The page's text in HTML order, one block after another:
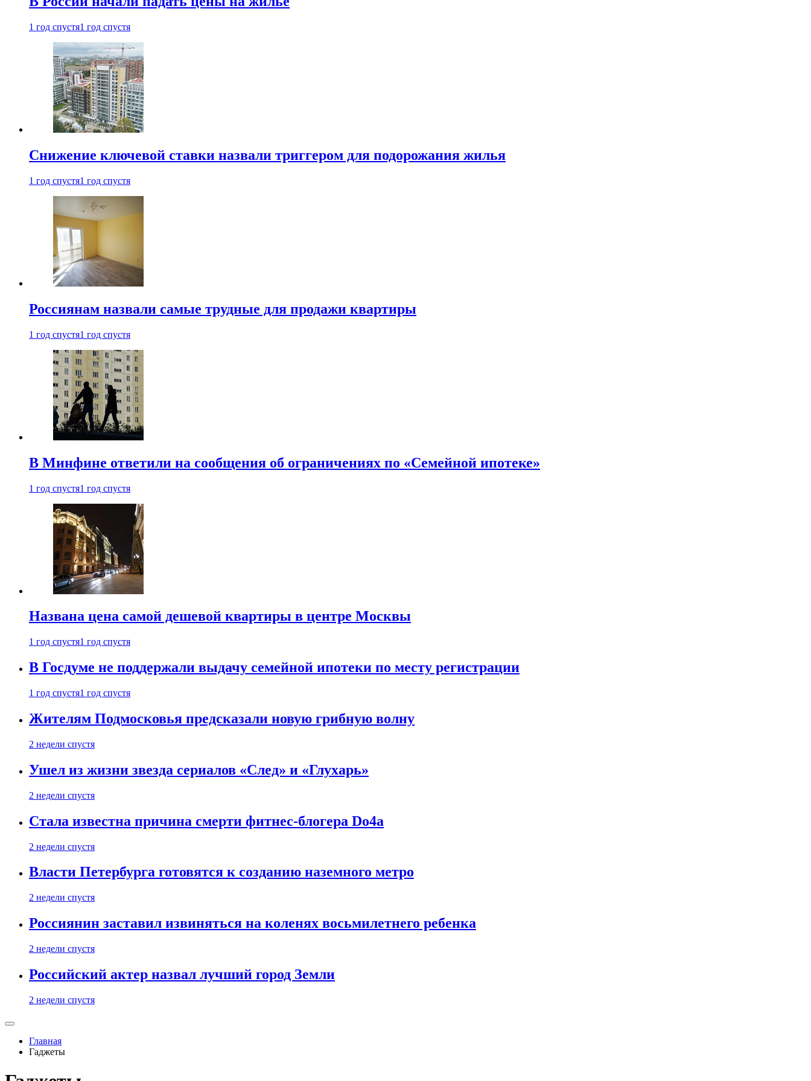
1 год спустя1 год спустя
Снижение ключевой ставки назвали триггером для подорожания жилья
1 год спустя1 год спустя
Россиянам назвали самые трудные для продажи квартиры
1 год спустя1 год спустя
В Минфине ответили на сообщения об ограничениях по «Семейной ипотеке»
1 год спустя1 год спустя
Названа цена самой дешевой квартиры в центре Москвы
1 год спустя1 год спустя
В Госдуме не поддержали выдачу семейной ипотеки по месту регистрации
1 год спустя1 год спустя
Жителям Подмосковья предсказали новую грибную волну
2 недели спустя
Ушел из жизни звезда сериалов «След» и «Глухарь»
2 недели спустя
Стала известна причина смерти фитнес-блогера Do4а
2 недели спустя
Власти Петербурга готовятся к созданию наземного метро
2 недели спустя
Россиянин заставил извиняться на коленях восьмилетнего ребенка
2 недели спустя
Российский актер назвал лучший город Земли
2 недели спустя
Главная
Гаджеты